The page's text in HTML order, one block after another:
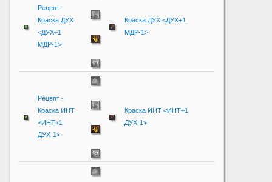
Рецепт -
Краска ДУХ
<ДУХ+1
МДР-1>
Краска ДУХ <ДУХ+1
МДР-1>
Рецепт -
Краска ИНТ
<ИНТ+1
ДУХ-1>
Краска ИНТ <ИНТ+1
ДУХ-1>